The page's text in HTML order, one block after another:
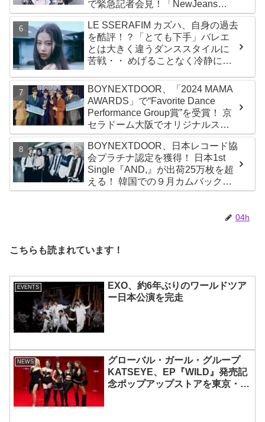
で緊急記者会見！「NewJeans
never dies!」と微笑みの宣言！
ADOR側、2029年まで契約有効と
主張
LE SSERAFIM カズハ、自身の過去
を酷評！？「とても下手」バレエ
とは大きく違うダンススタイルに
苦戦・・ めげることなく冷静に努
BOYNEXTDOOR、「2024 MAMA
AWARDS」で“Favorite Dance
Performance Group賞”を受賞！ 京
セラドーム大阪でオリジナルステ
ージパフォーマンス披露！ 卒業パ
ーティーをコンセプトにスーツで
魅了【動画あり】
BOYNEXTDOOR、日本レコード協
会プラチナ認定を獲得！ 日本1st
Single『AND,』が出荷25万枚を超
える！ 韓国での９月カムバックも
決定
04h
こちらも読まれています！
EVENTS
EXO、約6年ぶりのワールドツア
ー日本公演を完走
NEWS
グローバル・ガール・グループ
KATSEYE、EP『WILD』発売記
念ポップアップストアを東京・原